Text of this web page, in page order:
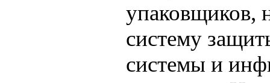
упаковщиков,
систему
системы и